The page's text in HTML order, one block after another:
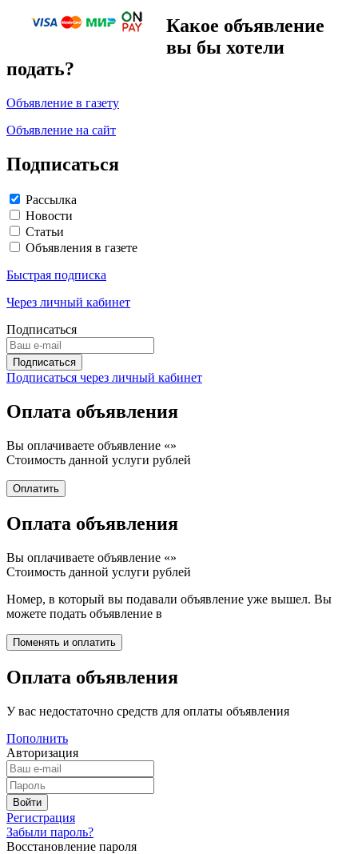
Какое объявление
вы бы хотели
подать?
Объявление в газету
Объявление на сайт
Подписаться
Рассылка
Новости
Статьи
Объявления в газете
Быстрая подписка
Через личный кабинет
Подписаться
Подписаться через личный кабинет
Оплата объявления
Вы оплачиваете объявление «»
Стоимость данной услуги рублей
Оплата объявления
Вы оплачиваете объявление «»
Стоимость данной услуги рублей
Номер, в который вы подавали объявление уже вышел. Вы
можете подать объявление в
Оплата объявления
У вас недостаточно средств для оплаты объявления
Пополнить
Авторизация
Регистрация
Забыли пароль?
Восстановление пароля